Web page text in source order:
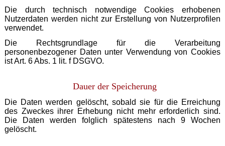
Die durch technisch notwendige Cookies erhobenen
Nutzerdaten werden nicht zur Erstellung von Nutzerprofilen
verwendet.
Die Rechtsgrundlage für die Verarbeitung
personenbezogener Daten unter Verwendung von Cookies
ist Art. 6 Abs. 1 lit. f DSGVO.
Dauer der Speicherung
Die Daten werden gelöscht, sobald sie für die Erreichung
des Zweckes ihrer Erhebung nicht mehr erforderlich sind.
Die Daten werden folglich spätestens nach 9 Wochen
gelöscht.